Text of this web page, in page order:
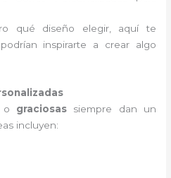
qué diseño elegir, aquí te
inspirarte a crear algo
graciosas siempre dan un
incluyen: